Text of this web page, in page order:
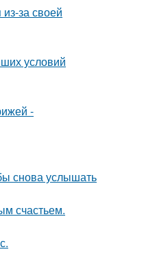
за своей
условий
-
снова услышать
счастьем.